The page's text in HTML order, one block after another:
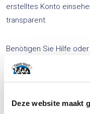
Deze website maakt
erstelltes Konto
transparent.
Benötigen Sie Hilfe
Zögern Sie nicht, mit